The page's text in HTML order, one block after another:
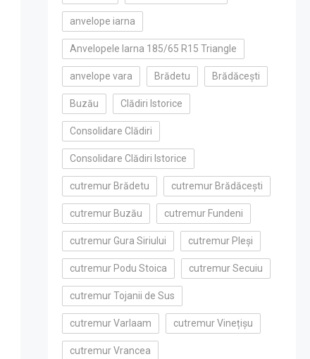
anvelope iarna
Anvelopele Iarna 185/65 R15 Triangle
anvelope vara Brădetu Brădăcești
Buzău Clădiri Istorice
Consolidare Clădiri
Consolidare Clădiri Istorice
cutremur Brădetu cutremur Brădăcești
cutremur Buzău cutremur Fundeni
cutremur Gura Siriului cutremur Pleși
cutremur Podu Stoica cutremur Secuiu
cutremur Tojanii de Sus
cutremur Varlaam cutremur Vinețișu
cutremur Vrancea